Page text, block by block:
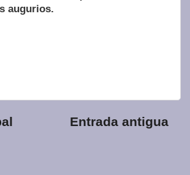
augurios.
Entrada antigua